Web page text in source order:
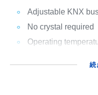
Adjustable KNX
No crystal required
Operating
続